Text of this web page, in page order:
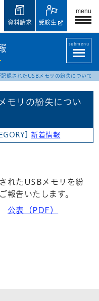
menu
受験生
資料請求
submenu
記録されたUSBメモリの紛失について
モリの紛失につい
新着情報
れたUSBメモリを紛
報告いたします。
公表（PDF）